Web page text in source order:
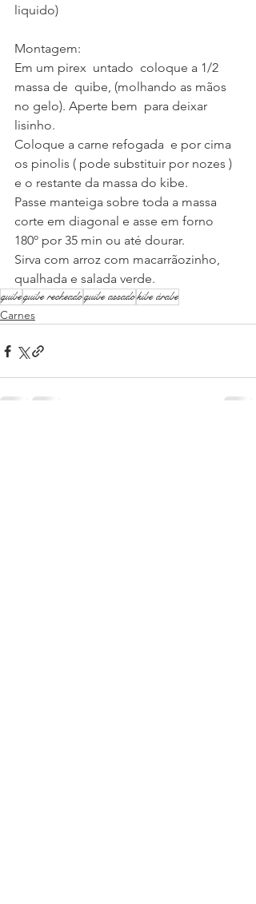
liquido)
Montagem:
Em um pirex  untado  coloque a 1/2
massa de  quibe, (molhando as mãos
no gelo). Aperte bem  para deixar
lisinho.
Coloque a carne refogada  e por cima
os pinolis ( pode substituir por nozes )
e o restante da massa do kibe.
Passe manteiga sobre toda a massa
corte em diagonal e asse em forno
180º por 35 min ou até dourar.
Sirva com arroz com macarrãozinho,
qualhada e salada verde.
quibequibe recheadoquibe assadokibe árabe
Carnes